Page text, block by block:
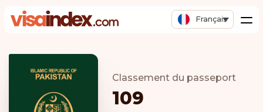
Français
Classement du passeport
109